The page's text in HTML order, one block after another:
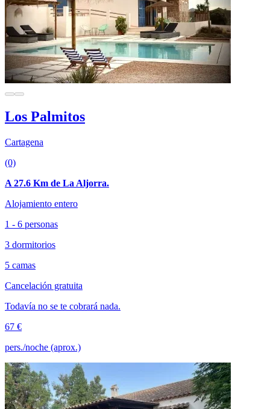
Los Palmitos
Cartagena
(0)
A 27.6 Km de La Aljorra.
Alojamiento entero
1 - 6 personas
3 dormitorios
5 camas
Cancelación gratuita
Todavía no se te cobrará nada.
67 €
pers./noche (aprox.)